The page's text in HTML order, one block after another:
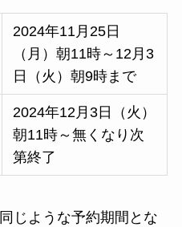
2024年11月25日
（月）朝11時～12月3
日（火）朝9時まで
2024年12月3日（火）
朝11時～無くなり次
第終了
じような予約期間とな